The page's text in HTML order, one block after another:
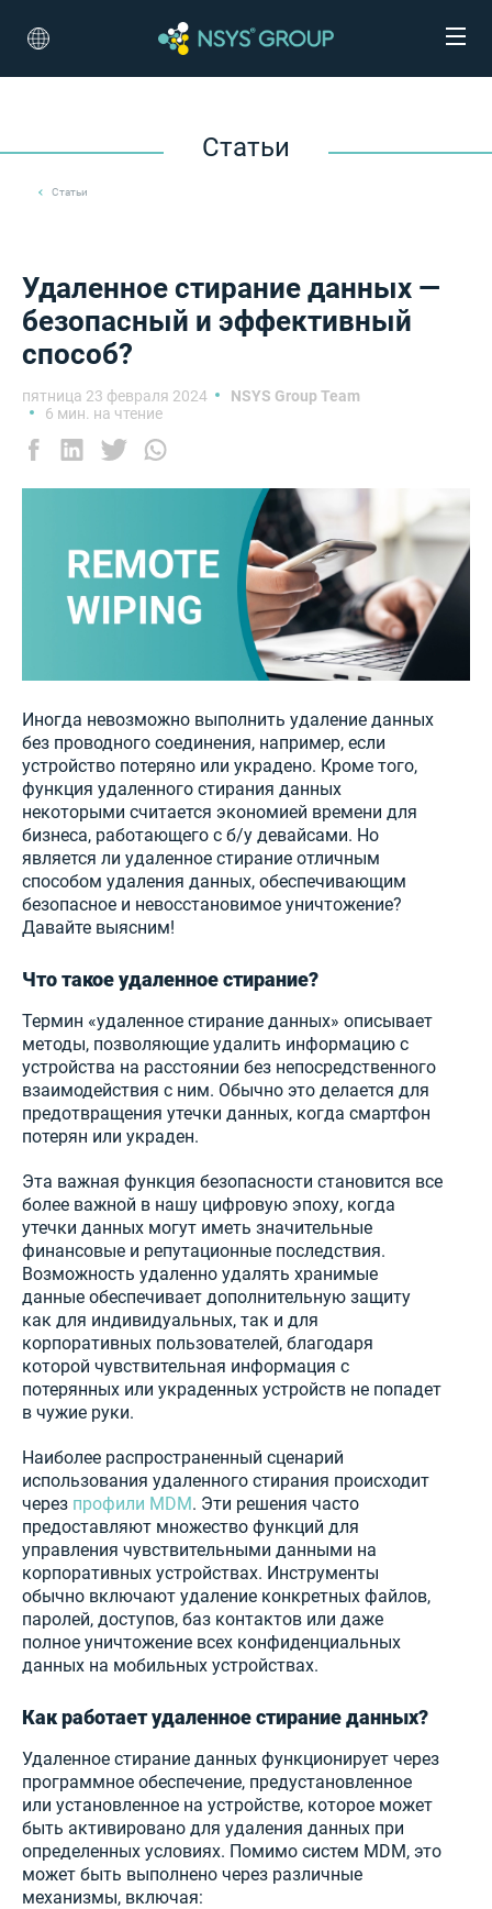
Статьи
Статьи
Удаленное стирание данных —
безопасный и эффективный
способ?
пятница 23 февраля 2024
NSYS Group Team
6 мин. на чтение
Иногда невозможно выполнить удаление данных
без проводного соединения, например, если
устройство потеряно или украдено. Кроме того,
функция удаленного стирания данных
некоторыми считается экономией времени для
бизнеса, работающего с б/у девайсами. Но
является ли удаленное стирание отличным
способом удаления данных, обеспечивающим
безопасное и невосстановимое уничтожение?
Давайте выясним!
Что такое удаленное стирание?
Термин «удаленное стирание данных» описывает
методы, позволяющие удалить информацию с
устройства на расстоянии без непосредственного
взаимодействия с ним. Обычно это делается для
предотвращения утечки данных, когда смартфон
потерян или украден.
Эта важная функция безопасности становится все
более важной в нашу цифровую эпоху, когда
утечки данных могут иметь значительные
финансовые и репутационные последствия.
Возможность удаленно удалять хранимые
данные обеспечивает дополнительную защиту
как для индивидуальных, так и для
корпоративных пользователей, благодаря
которой чувствительная информация с
потерянных или украденных устройств не попадет
в чужие руки.
Наиболее распространенный сценарий
использования удаленного стирания происходит
через профили MDM. Эти решения часто
предоставляют множество функций для
управления чувствительными данными на
корпоративных устройствах. Инструменты
обычно включают удаление конкретных файлов,
паролей, доступов, баз контактов или даже
полное уничтожение всех конфиденциальных
данных на мобильных устройствах.
Как работает удаленное стирание данных?
Удаленное стирание данных функционирует через
программное обеспечение, предустановленное
или установленное на устройстве, которое может
быть активировано для удаления данных при
определенных условиях. Помимо систем MDM, это
может быть выполнено через различные
механизмы, включая: